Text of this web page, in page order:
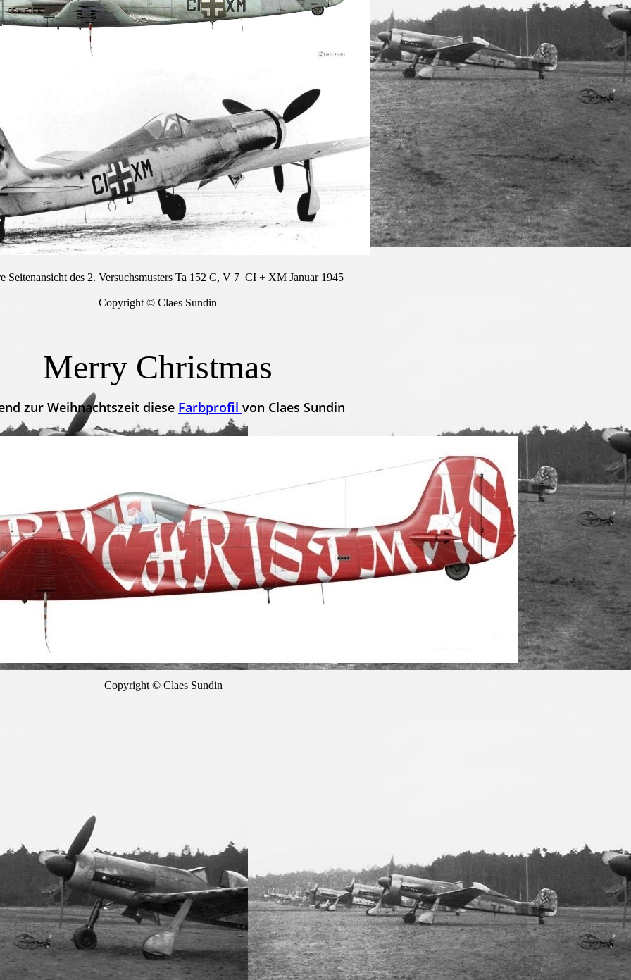
Seitenansicht des 2. Versuchsmusters Ta 152 C, V 7 CI + XM Januar 1945
Copyright © Claes Sundin
Merry Christmas
zur Weihnachtszeit diese Farbprofil von Claes Sundin
© Claes Sundin